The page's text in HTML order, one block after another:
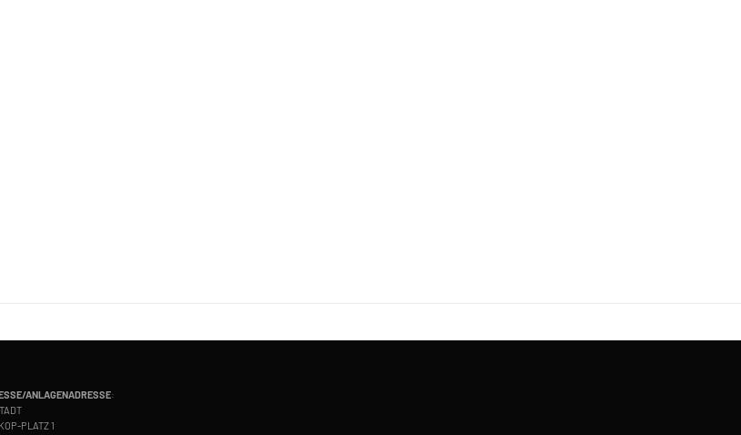
ANLAGENADRESSE:
PLATZ 1